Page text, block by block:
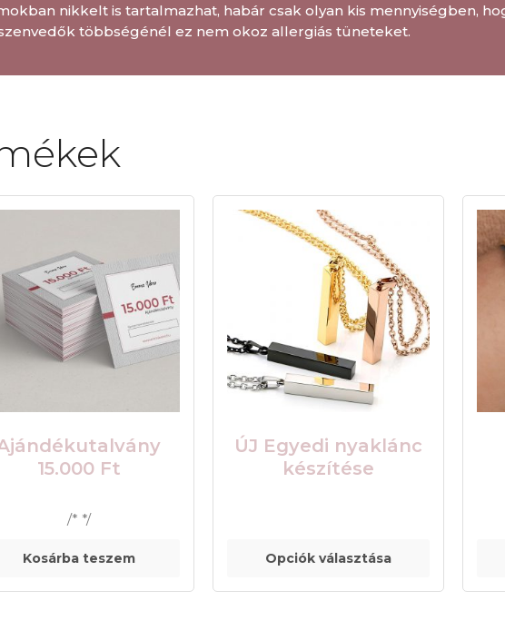
nikkelt is tartalmazhat, habár csak olyan kis mennyiségben,
többségénél ez nem okoz allergiás tüneteket.
15.000 Ft
Kosárba teszem
/* */
ÚJ Egyedi nyaklánc
készítése
Opciók választása